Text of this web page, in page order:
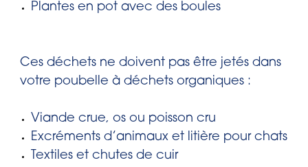
Plantes en pot avec des boules
Ces déchets ne doivent pas être jetés dans
votre poubelle à déchets organiques :
Viande crue, os ou poisson cru
Excréments d’animaux et litière pour chats
Textiles et chutes de cuir